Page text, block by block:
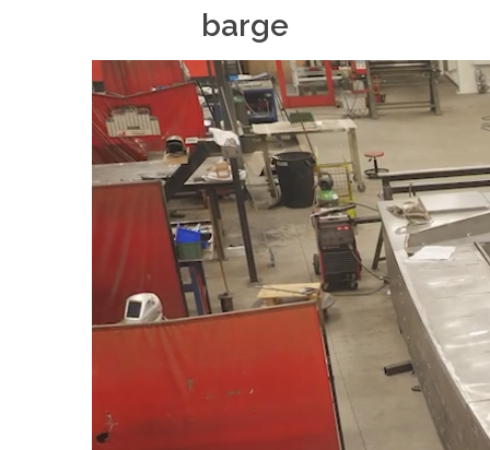
barge